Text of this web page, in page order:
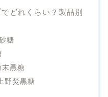
どれくらい？製品別
糖
末黒糖
野焚黒糖